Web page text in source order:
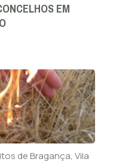
EM
de Bragança, Vila